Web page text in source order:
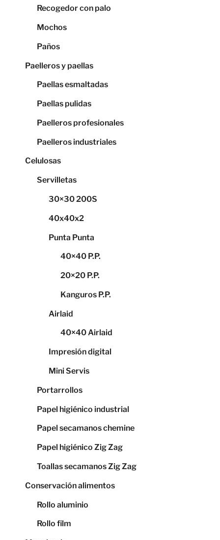
Recogedor con palo
Mochos
Paños
Paelleros y paellas
Paellas esmaltadas
Paellas pulidas
Paelleros profesionales
Paelleros industriales
Celulosas
Servilletas
30×30 200S
40x40x2
Punta Punta
40×40 P.P.
20×20 P.P.
Kanguros P.P.
Airlaid
40×40 Airlaid
Impresión digital
Mini Servis
Portarrollos
Papel higiénico industrial
Papel secamanos chemine
Papel higiénico Zig Zag
Toallas secamanos Zig Zag
Conservación alimentos
Rollo aluminio
Rollo film